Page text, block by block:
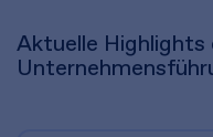
Aktuelle